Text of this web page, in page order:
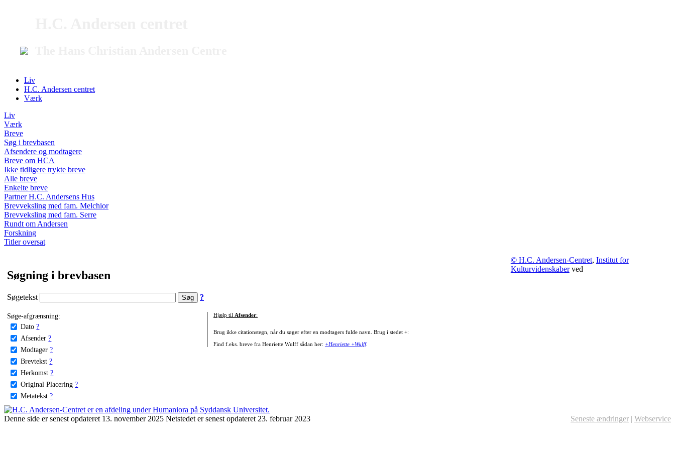
Liv
H.C. Andersen centret
Værk
Liv
Værk
Breve
Søg i brevbasen
Afsendere og modtagere
Breve om HCA
Ikke tidligere trykte breve
Alle breve
Enkelte breve
Partner H.C. Andersens Hus
Brevveksling med fam. Melchior
Brevveksling med fam. Serre
Rundt om Andersen
Forskning
Titler oversat
Søgning i brevbasen
Søgetekst ?
Søge-afgrænsning:
Dato ?
Afsender ?
Modtager ?
Brevtekst ?
Herkomst ?
Original Placering ?
Metatekst ?
Hjælp til Afsender:
Brug ikke citationstegn, når du søger efter en modtagers fulde navn. Brug i stedet +:
Find f.eks. breve fra Henriette Wulff sådan her: +Henriette +Wulff.
© H.C. Andersen-Centret, Institut for
Kulturvidenskaberved
Denne side er senest opdateret 13. november 2025 Netstedet er senest opdateret 23. februar 2023 Seneste ændringer | Webservice